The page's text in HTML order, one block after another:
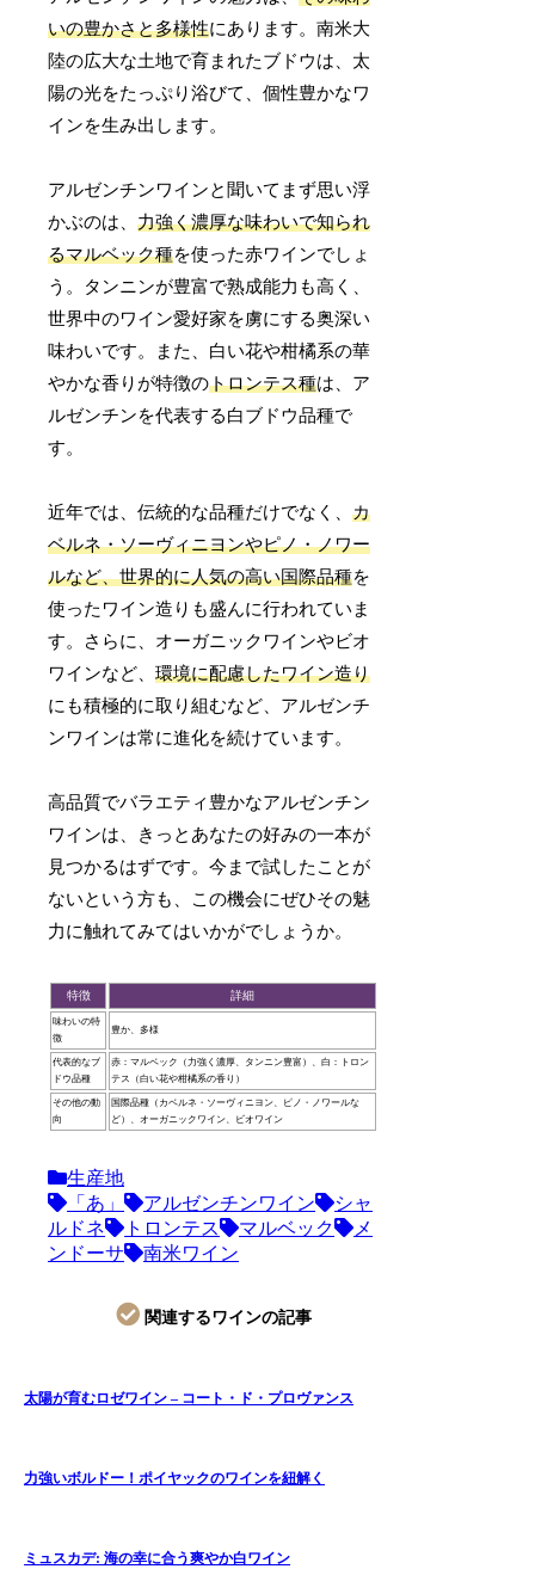
いの豊かさと多様性にあります。南米大
陸の広大な土地で育まれたブドウは、太
陽の光をたっぷり浴びて、個性豊かなワ
インを生み出します。
アルゼンチンワインと聞いてまず思い浮
かぶのは、力強く濃厚な味わいで知られ
るマルベック種を使った赤ワインでしょ
う。タンニンが豊富で熟成能力も高く、
世界中のワイン愛好家を虜にする奥深い
味わいです。また、白い花や柑橘系の華
やかな香りが特徴のトロンテス種は、ア
ルゼンチンを代表する白ブドウ品種で
す。
近年では、伝統的な品種だけでなく、カ
ベルネ・ソーヴィニヨンやピノ・ノワー
ルなど、世界的に人気の高い国際品種を
使ったワイン造りも盛んに行われていま
す。さらに、オーガニックワインやビオ
ワインなど、環境に配慮したワイン造り
にも積極的に取り組むなど、アルゼンチ
ンワインは常に進化を続けています。
高品質でバラエティ豊かなアルゼンチン
ワインは、きっとあなたの好みの一本が
見つかるはずです。今まで試したことが
ないという方も、この機会にぜひその魅
力に触れてみてはいかがでしょうか。
特徴 詳細
味わいの特
徴
豊か、多様
代表的なブ
ドウ品種
赤：マルベック（力強く濃厚、タンニン豊富）、白：トロン
テス（白い花や柑橘系の香り）
その他の動
向
国際品種（カベルネ・ソーヴィニヨン、ピノ・ノワールな
ど）、オーガニックワイン、ビオワイン
生産地
「あ」
アルゼンチンワイン
シャ
ルドネ
トロンテス マルベック
メ
ンドーサ
南米ワイン
関連するワインの記事
太陽が育むロゼワイン – コート・ド・プロヴァンス
力強いボルドー！ポイヤックのワインを紐解く
ミュスカデ: 海の幸に合う爽やか白ワイン